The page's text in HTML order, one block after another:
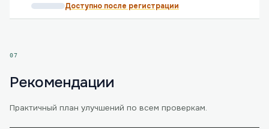
Доступно после регистрации
07
Рекомендации
Практичный план улучшений по всем проверкам.